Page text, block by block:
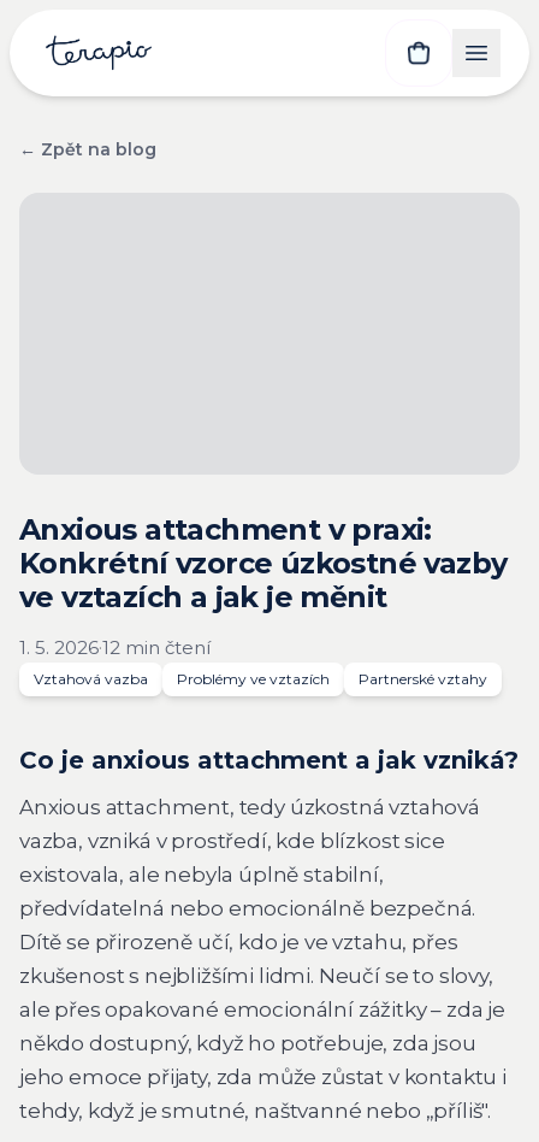
← Zpět na blog
Anxious attachment v praxi:
Konkrétní vzorce úzkostné vazby
ve vztazích a jak je měnit
1. 5. 2026·12 min čtení
Vztahová vazba Problémy ve vztazích Partnerské vztahy
Co je anxious attachment a jak vzniká?
Anxious attachment, tedy úzkostná vztahová
vazba, vzniká v prostředí, kde blízkost sice
existovala, ale nebyla úplně stabilní,
předvídatelná nebo emocionálně bezpečná.
Dítě se přirozeně učí, kdo je ve vztahu, přes
zkušenost s nejbližšími lidmi. Neučí se to slovy,
ale přes opakované emocionální zážitky – zda je
někdo dostupný, když ho potřebuje, zda jsou
jeho emoce přijaty, zda může zůstat v kontaktu i
tehdy, když je smutné, naštvanné nebo „příliš".